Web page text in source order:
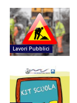
Lavori Pubblici